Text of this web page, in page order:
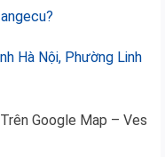
Hà Nội, Phường Linh
Google Map – Ves